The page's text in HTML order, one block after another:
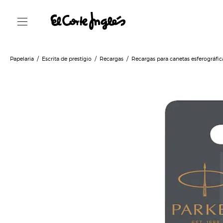
Papelaria Escrita de prestígio Recargas Recargas para canetas